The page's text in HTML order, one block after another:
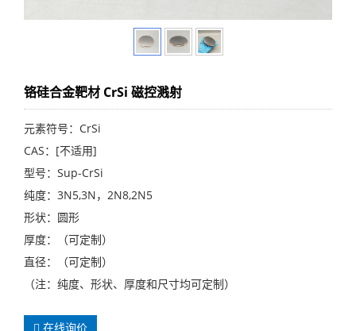
铬硅合金靶材 CrSi 磁控溅射
元素符号：CrSi
CAS：[不适用]
型号：Sup-CrSi
纯度：3N5,3N，2N8,2N5
形状：圆形
厚度：（可定制）
直径：（可定制）
（注：纯度、形状、厚度和尺寸均可定制）
在线询价